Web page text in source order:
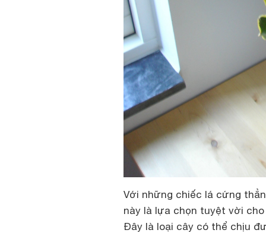
Với những chiếc lá cứng
này là lựa chọn tuyệt vời
Đây là loại cây có thể chịu